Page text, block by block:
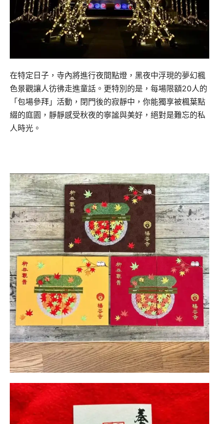
在特定日子，寺內將進行夜間點燈，黑夜中浮現的夢幻楓
色景觀讓人彷彿走進童話。更特別的是，每場限額20人的
「包場參拜」活動，閉門後的寂靜中，你能獨享被楓葉點
綴的庭園，靜靜感受秋夜的寧謐與美好，絕對是難忘的私
人時光。